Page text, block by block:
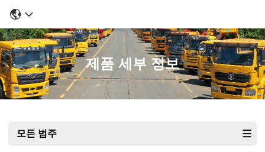
제품 세부 정보
모든 범주